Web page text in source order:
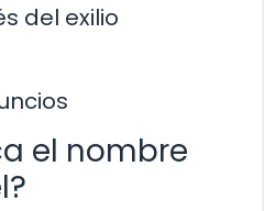
del exilio
el nombre